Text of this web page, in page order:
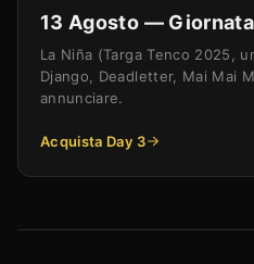
13 Agosto —
La Niña (Targa Tenco 2025,
Django, Deadletter, Mai Mai
annunciare.
Acquista Day 3